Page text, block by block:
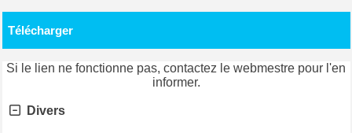
Télécharger
Si le lien ne fonctionne pas, contactez le webmestre pour l'en
informer.
Divers